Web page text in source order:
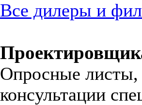
Все дилеры и
Опросные листы,
консультации